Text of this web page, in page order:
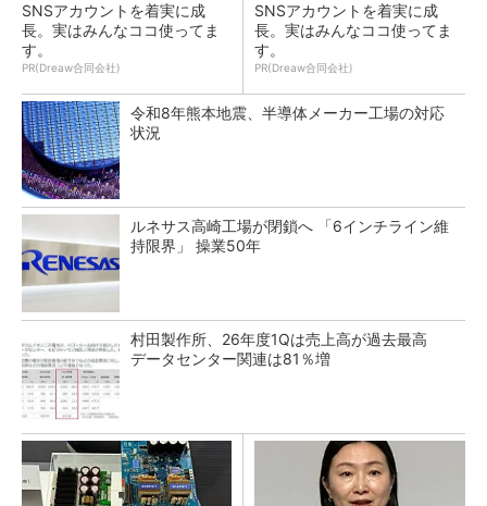
SNSアカウントを着実に成
長。実はみんなココ使ってま
す。
PR(Dreaw合同会社)
SNSアカウントを着実に成
長。実はみんなココ使ってま
す。
PR(Dreaw合同会社)
令和8年熊本地震、半導体メーカー工場の対応
状況
ルネサス高崎工場が閉鎖へ 「6インチライン維
持限界」 操業50年
村田製作所、26年度1Qは売上高が過去最高
データセンター関連は81％増